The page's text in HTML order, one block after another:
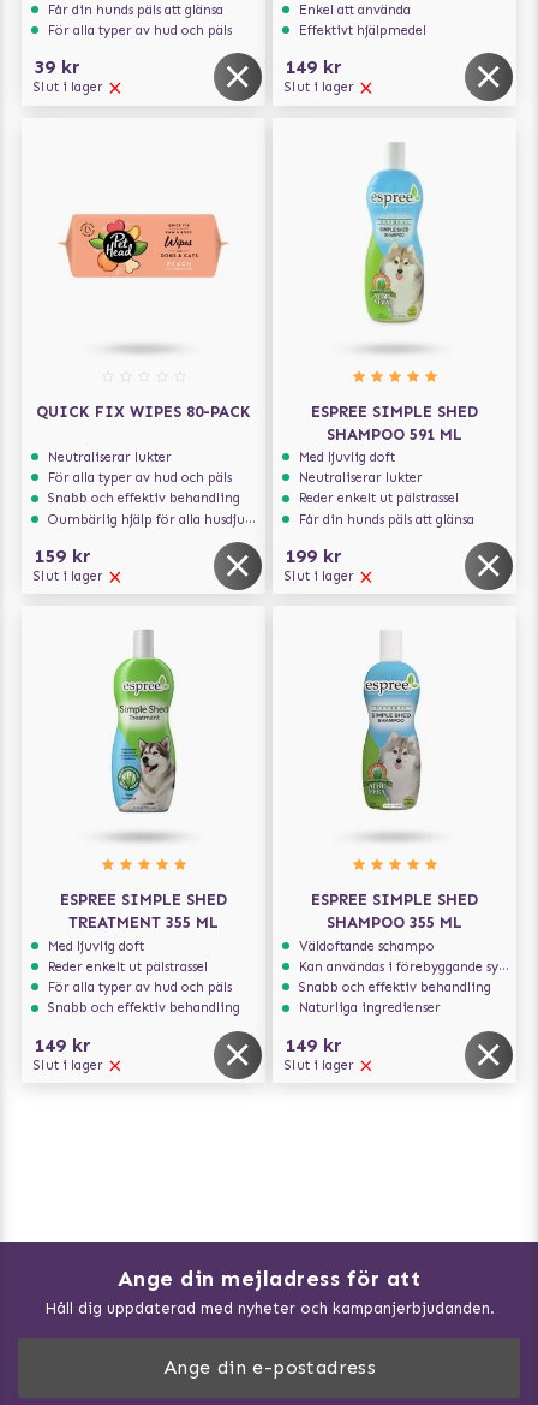
Får din hunds päls att glänsa
För alla typer av hud och päls
39 kr
Slut i lager
Enkel att använda
Effektivt hjälpmedel
149 kr
Slut i lager
QUICK FIX WIPES 80-PACK
Neutraliserar lukter
För alla typer av hud och päls
Snabb och effektiv behandling
Oumbärlig hjälp för alla husdjursägare
159 kr
Slut i lager
ESPREE SIMPLE SHED
SHAMPOO 591 ML
Med ljuvlig doft
Neutraliserar lukter
Reder enkelt ut pälstrassel
Får din hunds päls att glänsa
199 kr
Slut i lager
ESPREE SIMPLE SHED
TREATMENT 355 ML
Med ljuvlig doft
Reder enkelt ut pälstrassel
För alla typer av hud och päls
Snabb och effektiv behandling
149 kr
Slut i lager
ESPREE SIMPLE SHED
SHAMPOO 355 ML
Väldoftande schampo
Kan användas i förebyggande syfte
Snabb och effektiv behandling
Naturliga ingredienser
149 kr
Slut i lager
Ange din mejladress för att
Håll dig uppdaterad med nyheter och kampanjerbjudanden.
Vad kan hundar äta?
Träna Nose Work hemma